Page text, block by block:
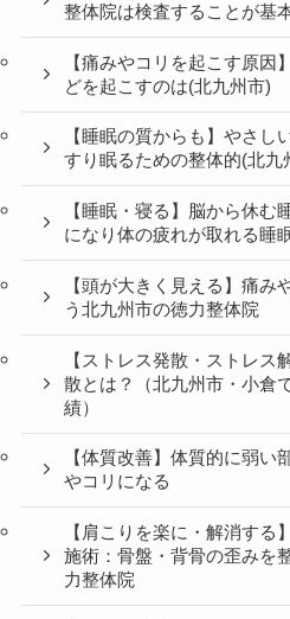
整体院は検査することが基
【痛みやコリを起こす原因
どを起こすのは(北九州市)
【睡眠の質からも】やさし
すり眠るための整体的(北九
【睡眠・寝る】脳から休む
になり体の疲れが取れる睡
【頭が大きく見える】痛み
う北九州市の徳力整体院
【ストレス発散・ストレス
散とは？（北九州市・小倉
績）
【体質改善】体質的に弱い
やコリになる
【肩こりを楽に・解消する
施術：骨盤・背骨の歪みを
力整体院